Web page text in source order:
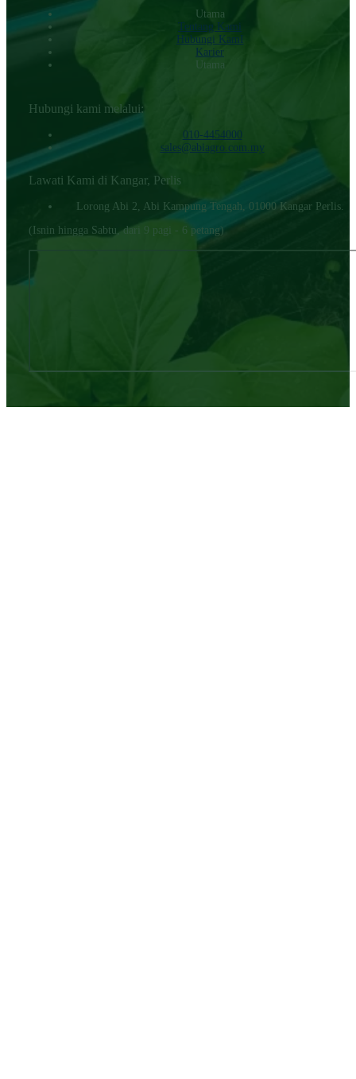
Utama
Tentang Kami
Hubungi KamI
Karier
Utama
Hubungi kami melalui:
010-4454000‬
sales@abiagro.com.my
Lawati Kami di Kangar, Perlis
Lorong Abi 2, Abi Kampung Tengah, 01000 Kangar Perlis.
(Isnin hingga Sabtu, dari 9 pagi - 6 petang)